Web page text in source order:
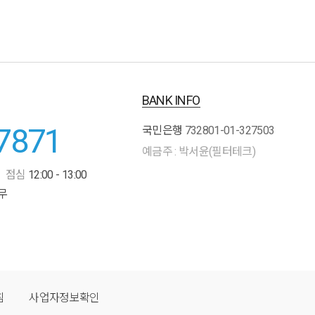
점심 12:00 - 13:00
BANK INFO
국민은행 732801-01-327503
예금주 : 박서윤(필터테크)
사업자정보확인